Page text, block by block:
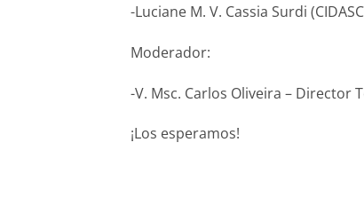
-Luciane M. V. Cassia Surdi
Moderador:
-V. Msc. Carlos Oliveira – Director
¡Los esperamos!